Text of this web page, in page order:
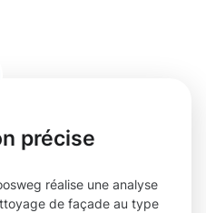
précise
réalise une analyse
de façade au type